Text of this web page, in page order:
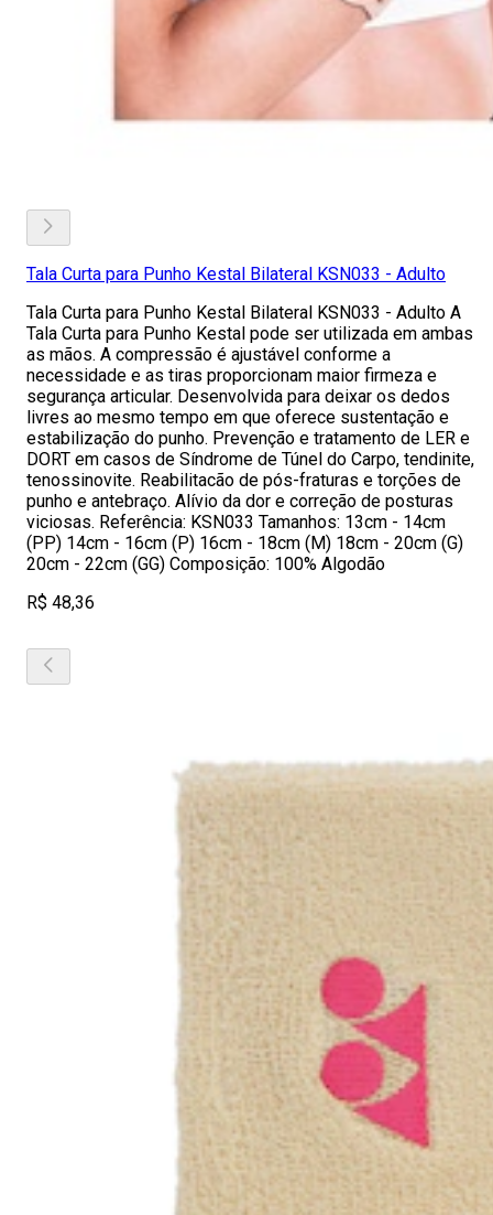
Tala Curta para Punho Kestal Bilateral KSN033 - Adulto
Tala Curta para Punho Kestal Bilateral KSN033 - Adulto A
Tala Curta para Punho Kestal pode ser utilizada em ambas
as mãos. A compressão é ajustável conforme a
necessidade e as tiras proporcionam maior firmeza e
segurança articular. Desenvolvida para deixar os dedos
livres ao mesmo tempo em que oferece sustentação e
estabilização do punho. Prevenção e tratamento de LER e
DORT em casos de Síndrome de Túnel do Carpo, tendinite,
tenossinovite. Reabilitacão de pós-fraturas e torções de
punho e antebraço. Alívio da dor e correção de posturas
viciosas. Referência: KSN033 Tamanhos: 13cm - 14cm
(PP) 14cm - 16cm (P) 16cm - 18cm (M) 18cm - 20cm (G)
20cm - 22cm (GG) Composição: 100% Algodão
R$ 48,36